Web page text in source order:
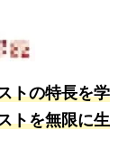
トの特長を学
トを無限に生